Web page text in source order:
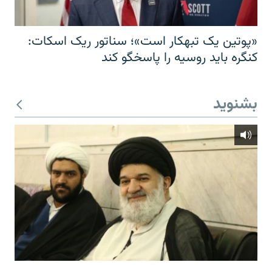
«پوتین یک تبهکار است»؛ سناتور ریک اسکات:
کنگره باید روسیه را پاسخگو کند
بشنوید